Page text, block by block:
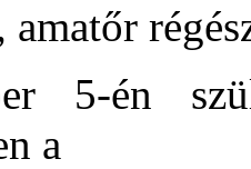
amatőr
5-én
a